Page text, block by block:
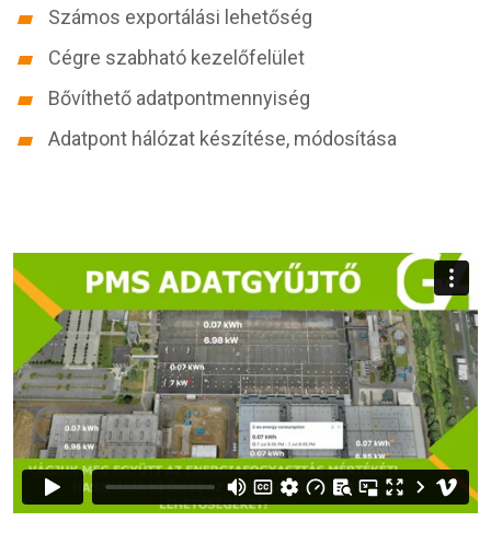
Számos exportálási lehetőség
Cégre szabható kezelőfelület
Bővíthető adatpontmennyiség
Adatpont hálózat készítése, módosítása